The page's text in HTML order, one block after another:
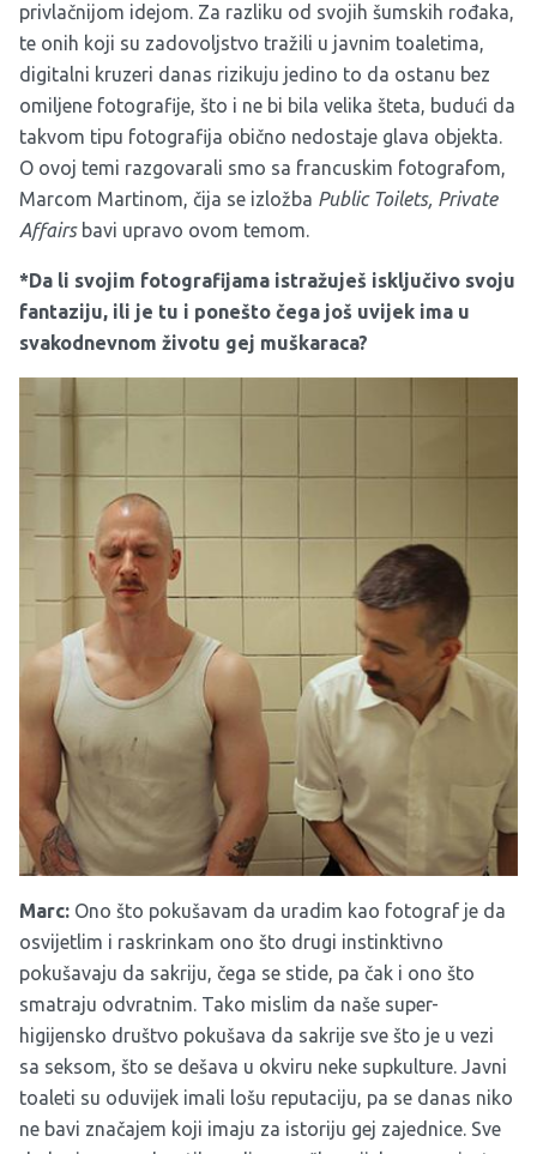
privlačnijom idejom. Za razliku od svojih šumskih rođaka,
te onih koji su zadovoljstvo tražili u javnim toaletima,
digitalni kruzeri danas rizikuju jedino to da ostanu bez
omiljene fotografije, što i ne bi bila velika šteta, budući da
takvom tipu fotografija obično nedostaje glava objekta.
O ovoj temi razgovarali smo sa francuskim fotografom,
Marcom Martinom, čija se izložba Public Toilets, Private
Affairsbavi upravo ovom temom.
*Da li svojim fotografijama istražuješ isključivo svoju
fantaziju, ili je tu i ponešto čega još uvijek ima u
svakodnevnom životu gej muškaraca?
Marc: Ono što pokušavam da uradim kao fotograf je da
osvijetlim i raskrinkam ono što drugi instinktivno
pokušavaju da sakriju, čega se stide, pa čak i ono što
smatraju odvratnim. Tako mislim da naše super-
higijensko društvo pokušava da sakrije sve što je u vezi
sa seksom, što se dešava u okviru neke supkulture. Javni
toaleti su oduvijek imali lošu reputaciju, pa se danas niko
ne bavi značajem koji imaju za istoriju gej zajednice. Sve